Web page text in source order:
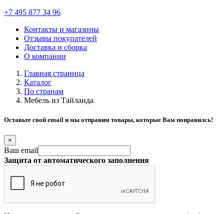
+7 495 877 34 96
Контакты и магазины
Отзывы покупателей
Доставка и сборка
О компании
Главная страница
Каталог
По странам
Мебель из Тайланда
Оставьте свой email и мы отправим товары, которые Вам понравилсь!
×
Ваш email
Защита от автоматического заполнения